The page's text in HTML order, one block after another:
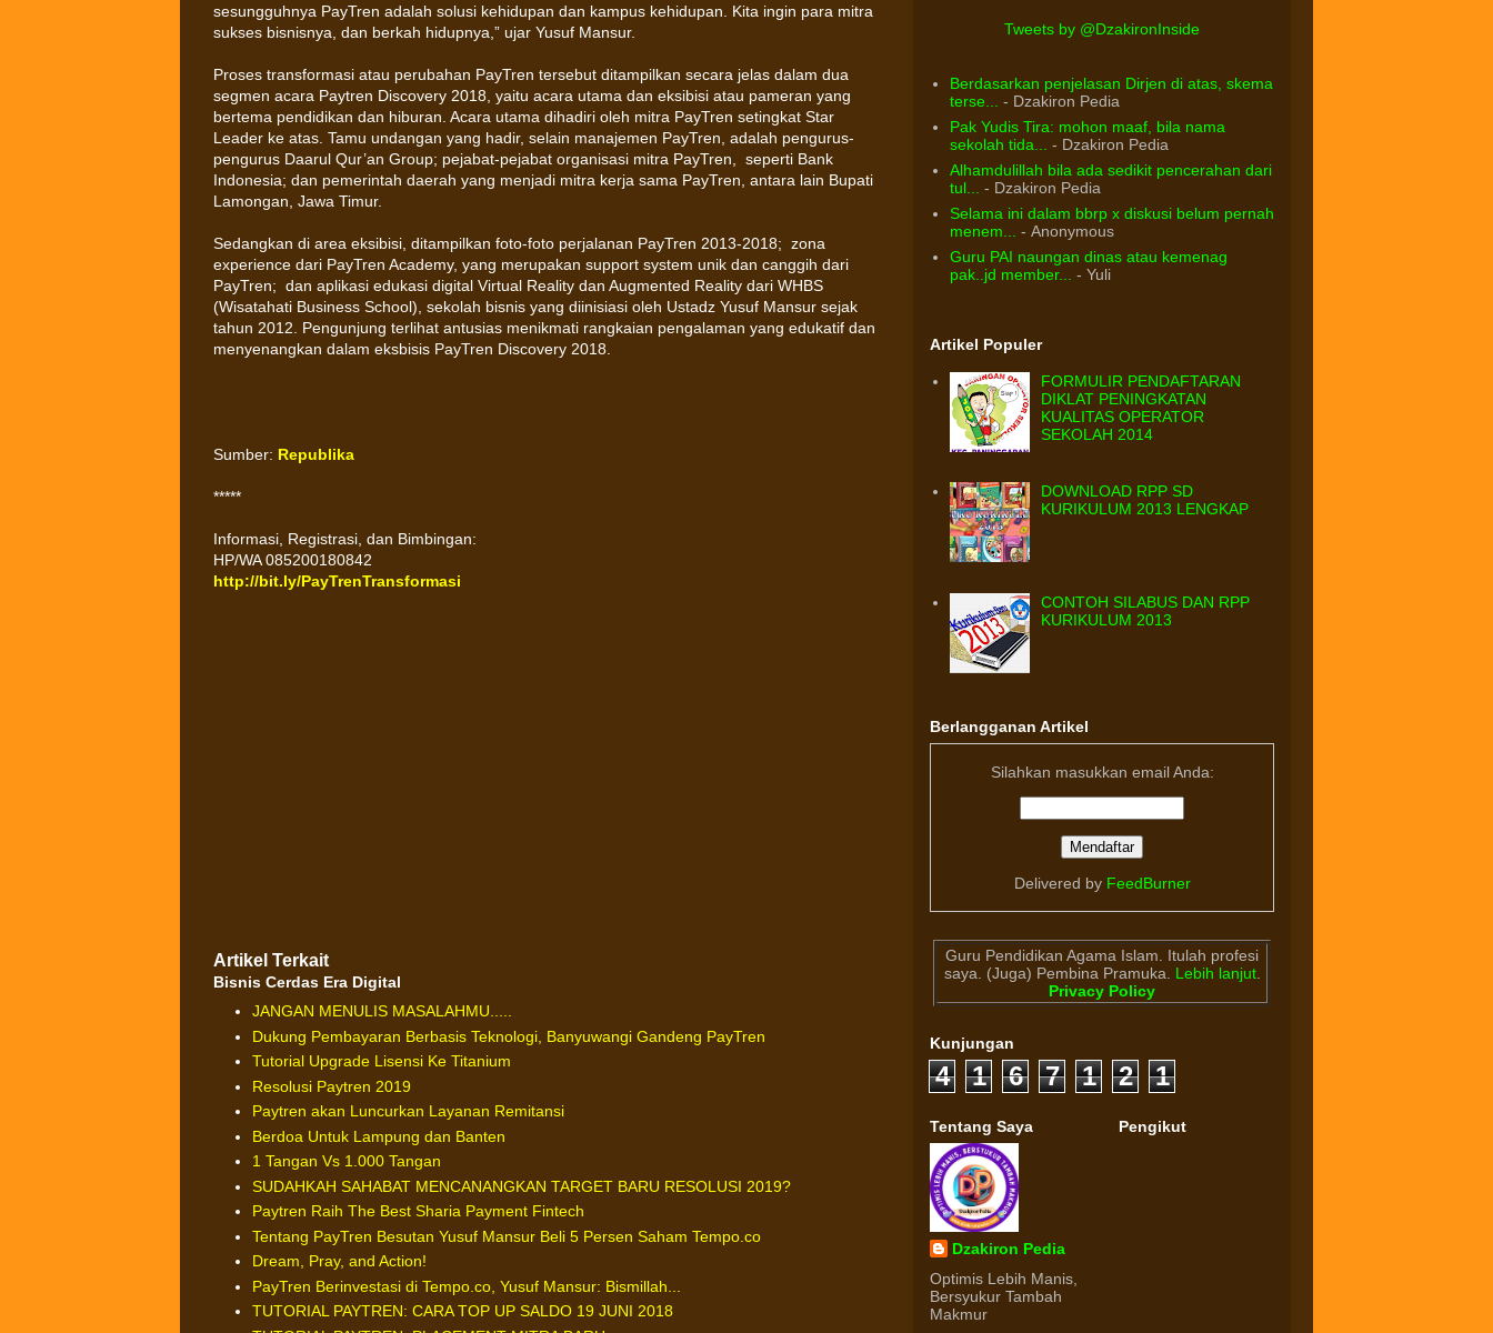
sesungguhnya PayTren adalah solusi kehidupan dan kampus kehidupan. Kita ingin para mitra
sukses bisnisnya, dan berkah hidupnya,” ujar Yusuf Mansur.
Proses transformasi atau perubahan PayTren tersebut ditampilkan secara jelas dalam dua
segmen acara Paytren Discovery 2018, yaitu acara utama dan eksibisi atau pameran yang
bertema pendidikan dan hiburan. Acara utama dihadiri oleh mitra PayTren setingkat Star
Leader ke atas. Tamu undangan yang hadir, selain manajemen PayTren, adalah pengurus-
pengurus Daarul Qur’an Group; pejabat-pejabat organisasi mitra PayTren, seperti Bank
Indonesia; dan pemerintah daerah yang menjadi mitra kerja sama PayTren, antara lain Bupati
Lamongan, Jawa Timur.
Sedangkan di area eksibisi, ditampilkan foto-foto perjalanan PayTren 2013-2018; zona
experience dari PayTren Academy, yang merupakan support system unik dan canggih dari
PayTren; dan aplikasi edukasi digital Virtual Reality dan Augmented Reality dari WHBS
(Wisatahati Business School), sekolah bisnis yang diinisiasi oleh Ustadz Yusuf Mansur sejak
tahun 2012. Pengunjung terlihat antusias menikmati rangkaian pengalaman yang edukatif dan
menyenangkan dalam eksbisis PayTren Discovery 2018.
Sumber: Republika
*****
Informasi, Registrasi, dan Bimbingan:
HP/WA 085200180842
http://bit.ly/PayTrenTransformasi
Artikel Terkait
Bisnis Cerdas Era Digital
JANGAN MENULIS MASALAHMU.....
Dukung Pembayaran Berbasis Teknologi, Banyuwangi Gandeng PayTren
Tutorial Upgrade Lisensi Ke Titanium
Resolusi Paytren 2019
Paytren akan Luncurkan Layanan Remitansi
Berdoa Untuk Lampung dan Banten
1 Tangan Vs 1.000 Tangan
SUDAHKAH SAHABAT MENCANANGKAN TARGET BARU RESOLUSI 2019?
Paytren Raih The Best Sharia Payment Fintech
Tentang PayTren Besutan Yusuf Mansur Beli 5 Persen Saham Tempo.co
Dream, Pray, and Action!
PayTren Berinvestasi di Tempo.co, Yusuf Mansur: Bismillah...
TUTORIAL PAYTREN: CARA TOP UP SALDO 19 JUNI 2018
Tweets by @DzakironInside
Berdasarkan penjelasan Dirjen di atas, skema
terse...
- Dzakiron Pedia
Pak Yudis Tira: mohon maaf, bila nama
sekolah tida...
- Dzakiron Pedia
Alhamdulillah bila ada sedikit pencerahan dari
tul...
- Dzakiron Pedia
Selama ini dalam bbrp x diskusi belum pernah
menem...
- Anonymous
Guru PAI naungan dinas atau kemenag
pak..jd member...
- Yuli
Artikel Populer
FORMULIR PENDAFTARAN
DIKLAT PENINGKATAN
KUALITAS OPERATOR
SEKOLAH 2014
DOWNLOAD RPP SD
KURIKULUM 2013 LENGKAP
CONTOH SILABUS DAN RPP
KURIKULUM 2013
Berlangganan Artikel
Silahkan masukkan email Anda:
Delivered by FeedBurner
Guru Pendidikan Agama Islam. Itulah profesi
saya. (Juga) Pembina Pramuka.
Lebih lanjut.
Privacy Policy
Kunjungan
4 1 6 7 1 2 1
Tentang Saya
Dzakiron Pedia
Optimis Lebih Manis,
Bersyukur Tambah
Makmur
Pengikut